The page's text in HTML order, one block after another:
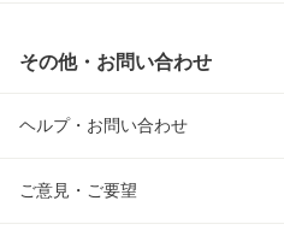
その他・お問い合わせ
ヘルプ・お問い合わせ
ご意見・ご要望